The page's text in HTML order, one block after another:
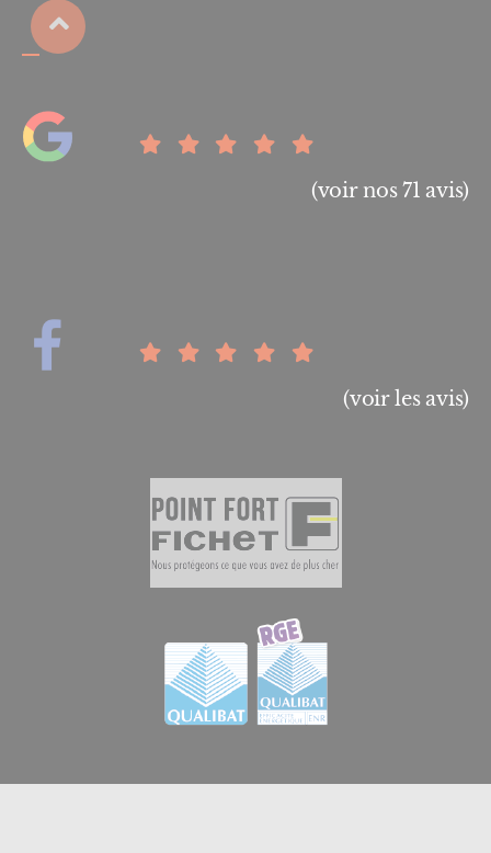
(voir nos 71 avis)
(voir les avis)